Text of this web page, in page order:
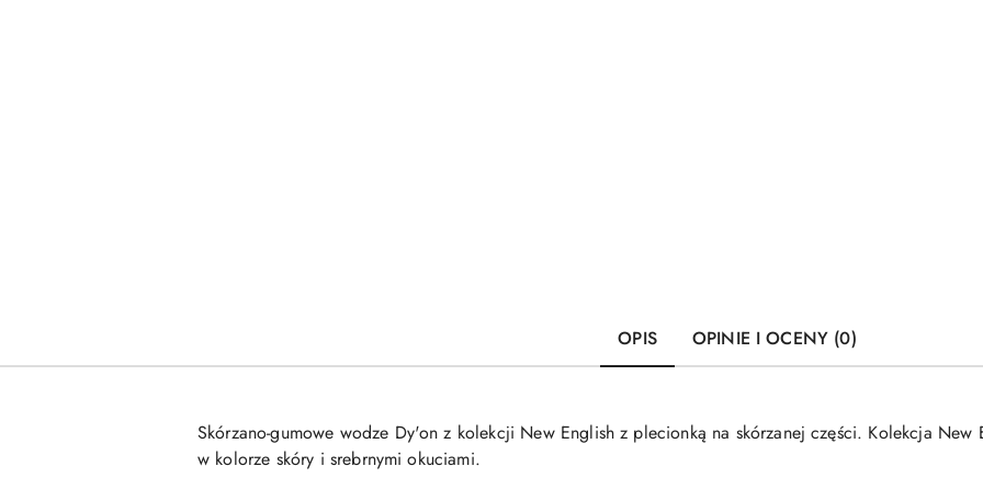
OPIS OPINIE I OCENY (0)
Skórzano-gumowe wodze Dy'on z kolekcji New English z plecionką na skórzanej części. Kolekcja New
w kolorze skóry i srebrnymi okuciami.